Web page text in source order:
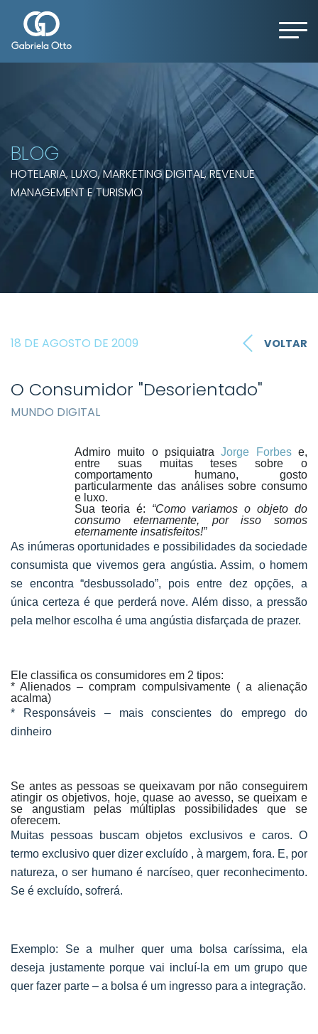
BLOG
HOTELARIA, LUXO, MARKETING DIGITAL, REVENUE
MANAGEMENT E TURISMO
18 DE AGOSTO DE 2009 VOLTAR
O Consumidor "Desorientado"
MUNDO DIGITAL
Admiro muito o psiquiatraJorge Forbese,
entre suas muitas teses sobre o
comportamento humano, gosto
particularmente das análises sobre consumo
e luxo.
Sua teoria é: “Como variamos o objeto do
consumo eternamente, por isso somos
eternamente insatisfeitos!”
As inúmeras oportunidades e possibilidades da sociedade
consumista que vivemos gera angústia. Assim, o homem
se encontra “desbussolado”, pois entre dez opções, a
única certeza é que perderá nove. Além disso, a pressão
pela melhor escolha é uma angústia disfarçada de prazer.
Ele classifica os consumidores em 2 tipos:
* Alienados – compram compulsivamente ( a alienação
acalma)
* Responsáveis – mais conscientes do emprego do
dinheiro
Se antes as pessoas se queixavam por não conseguirem
atingir os objetivos, hoje, quase ao avesso, se queixam e
se angustiam pelas múltiplas possibilidades que se
oferecem.
Muitas pessoas buscam objetos exclusivos e caros. O
termo exclusivo quer dizer excluído , à margem, fora. E, por
natureza, o ser humano é narcíseo, quer reconhecimento.
Se é excluído, sofrerá.
Exemplo: Se a mulher quer uma bolsa caríssima, ela
deseja justamente porque vai incluí-la em um grupo que
quer fazer parte – a bolsa é um ingresso para a integração.